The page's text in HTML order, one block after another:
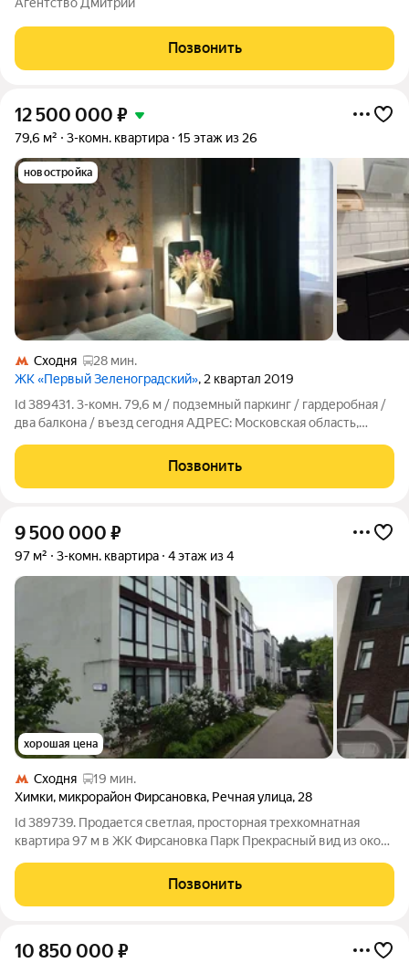
выгодное вложение средств, и реальный шанс получить
большую площадь в Москве по
Позвонить
12 500 000 ₽
79,6 м² 3-комн. квартира 15 этаж из 26
новостройка
Сходня
28 мин.
ЖК «Первый Зеленоградский», 2 квартал 2019
Id 389431. 3-комн. 79,6 м / подземный паркинг / гардеробная /
два балкона / въезд сегодня АДРЕС: Московская область,
ДОМ: ЖК «Первый Зеленоградский», 2019 год постройки,
панельный, 3 лифта,
Позвонить
9 500 000 ₽
97 м² 3-комн. квартира 4 этаж из 4
хорошая цена
Сходня
19 мин.
Химки, микрорайон Фирсановка, Речная улица, 28
Id 389739. Продается светлая, просторная трехкомнатная
квартира 97 м в ЖК Фирсановка Парк Прекрасный вид из окон.
Вы получаете: Простор и гибкость планировки. 97 м, 5 окон,
Позвонить
10 850 000 ₽